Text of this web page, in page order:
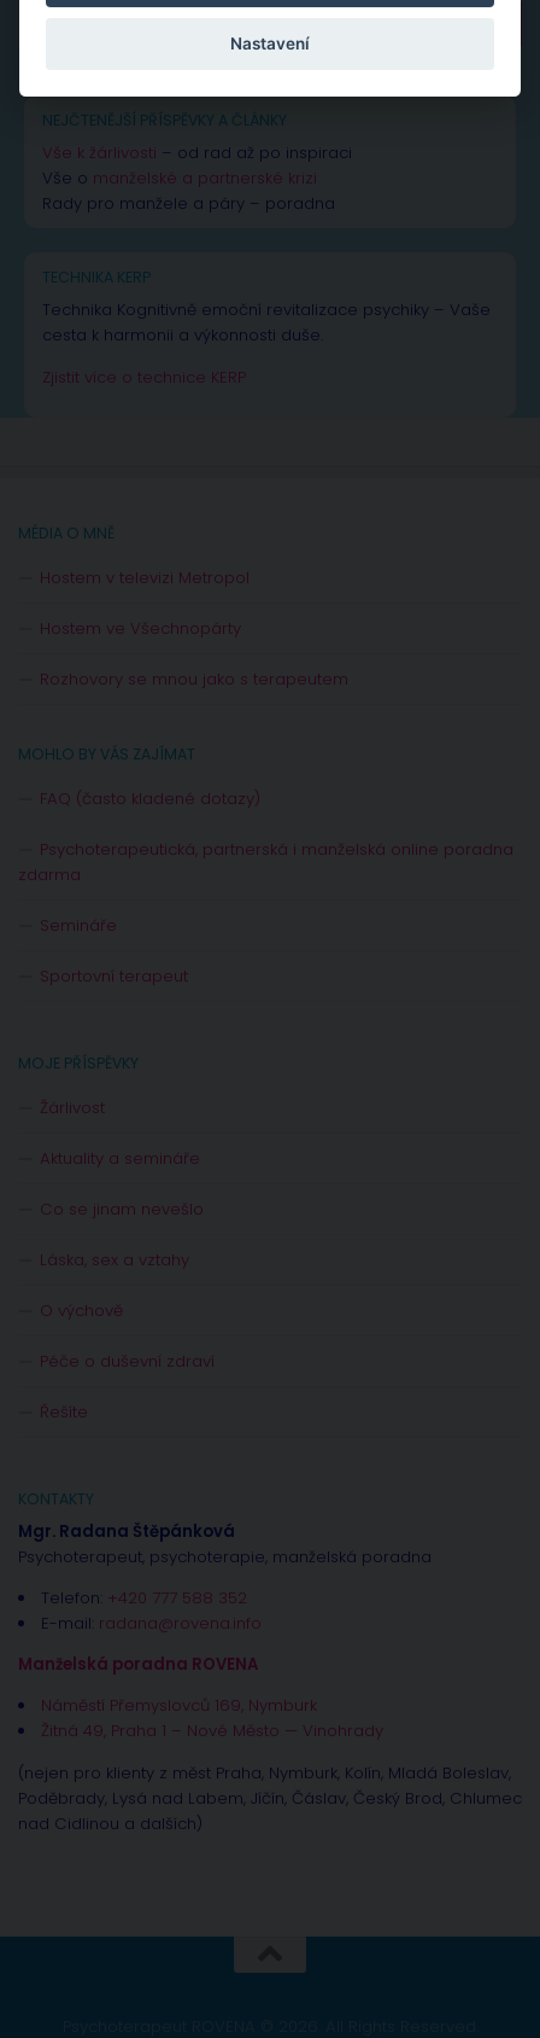
Vyhledávání
NEJČTENĚJŠÍ PŘÍSPĚVKY A ČLÁNKY
Vše k žárlivosti – od rad až po inspiraci
Vše o manželské a partnerské krizi
Rady pro manžele a páry – poradna
TECHNIKA KERP
Technika Kognitivně emoční revitalizace psychiky – Vaše
cesta k harmonii a výkonnosti duše.
Zjistit více o technice KERP
MÉDIA O MNĚ
Hostem v televizi Metropol
Hostem ve Všechnopárty
Rozhovory se mnou jako s terapeutem
MOHLO BY VÁS ZAJÍMAT
FAQ (často kladené dotazy)
Psychoterapeutická, partnerská i manželská online poradna
zdarma
Semináře
Sportovní terapeut
MOJE PŘÍSPĚVKY
Žárlivost
Aktuality a semináře
Co se jinam nevešlo
Láska, sex a vztahy
O výchově
Péče o duševní zdraví
Řešíte
KONTAKTY
Mgr. Radana Štěpánková
Psychoterapeut, psychoterapie, manželská poradna
Telefon: +420 777 588 352
E-mail: radana@rovena.info
Manželská poradna ROVENA
Náměstí Přemyslovců 169, Nymburk
Žitná 49, Praha 1 – Nové Město — Vinohrady
(nejen pro klienty z měst Praha, Nymburk, Kolín, Mladá Boleslav,
Poděbrady, Lysá nad Labem, Jíčín, Čáslav, Český Brod, Chlumec
nad Cidlinou a dalších)
Nastavení